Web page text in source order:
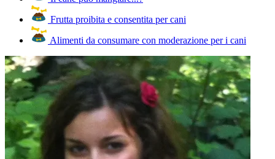
Frutta proibita e consentita per cani
Alimenti da consumare con moderazione per i cani